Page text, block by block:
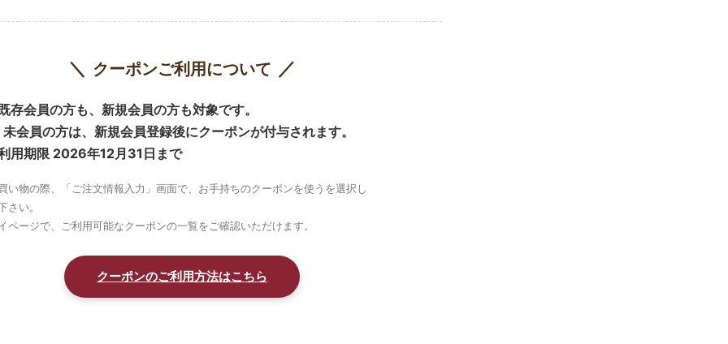
クーポンご利用について
存会員の方も、新規会員の方も対象です。
員の方は、新規会員登録後にクーポンが付与されます。
用期限 2026年12月31日まで
い物の際、「ご注文情報入力」画面で、お手持ちのクーポンを使うを選択し
さい。
ページで、ご利用可能なクーポンの一覧をご確認いただけます。
クーポンのご利用方法はこちら